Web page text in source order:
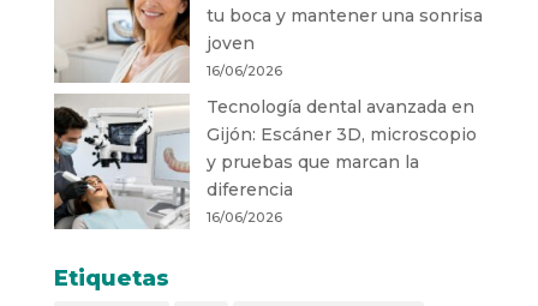
tu boca y mantener una sonrisa
joven
16/06/2026
Tecnología dental avanzada en
Gijón: Escáner 3D, microscopio
y pruebas que marcan la
diferencia
16/06/2026
Etiquetas